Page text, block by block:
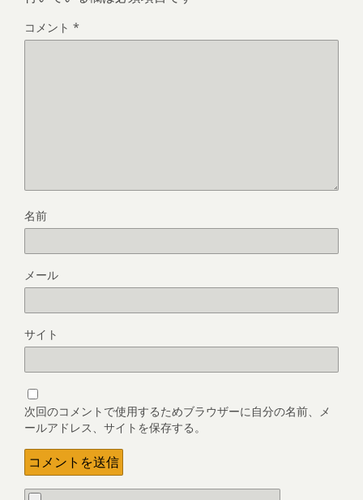
コメント *
名前
メール
サイト
次回のコメントで使用するためブラウザーに自分の名前、メ
ールアドレス、サイトを保存する。